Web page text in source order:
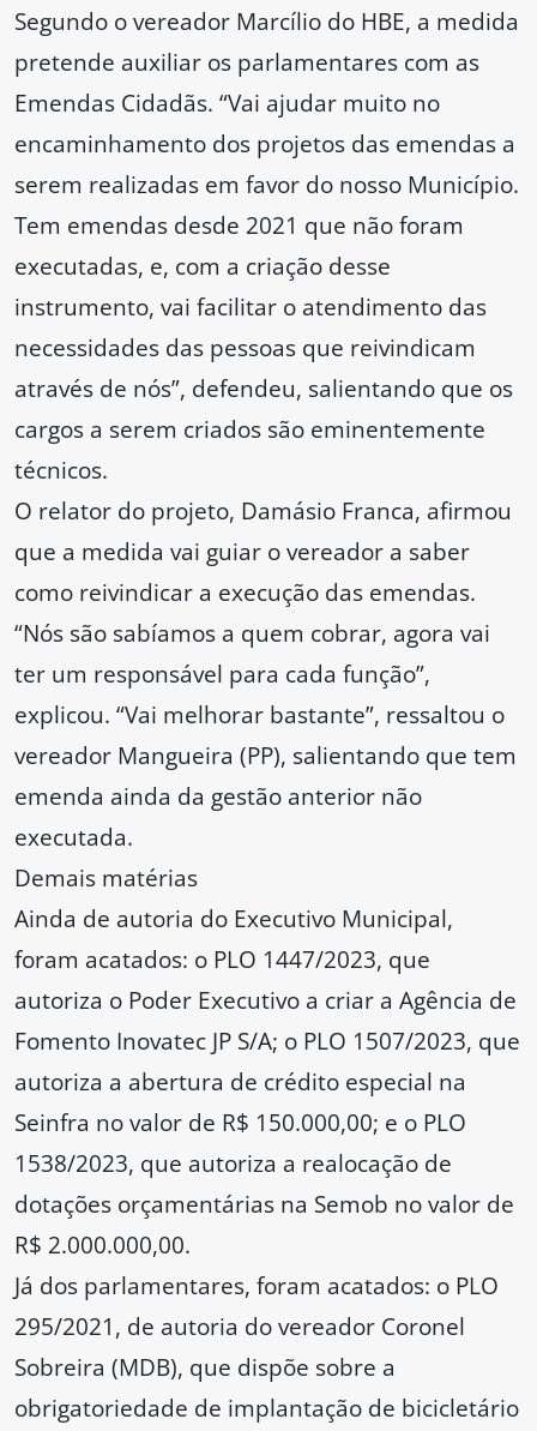
Segundo o vereador Marcílio do HBE, a medida
pretende auxiliar os parlamentares com as
Emendas Cidadãs. “Vai ajudar muito no
encaminhamento dos projetos das emendas a
serem realizadas em favor do nosso Município.
Tem emendas desde 2021 que não foram
executadas, e, com a criação desse
instrumento, vai facilitar o atendimento das
necessidades das pessoas que reivindicam
através de nós”, defendeu, salientando que os
cargos a serem criados são eminentemente
técnicos.
O relator do projeto, Damásio Franca, afirmou
que a medida vai guiar o vereador a saber
como reivindicar a execução das emendas.
“Nós são sabíamos a quem cobrar, agora vai
ter um responsável para cada função”,
explicou. “Vai melhorar bastante”, ressaltou o
vereador Mangueira (PP), salientando que tem
emenda ainda da gestão anterior não
executada.
Demais matérias
Ainda de autoria do Executivo Municipal,
foram acatados: o PLO 1447/2023, que
autoriza o Poder Executivo a criar a Agência de
Fomento Inovatec JP S/A; o PLO 1507/2023, que
autoriza a abertura de crédito especial na
Seinfra no valor de R$ 150.000,00; e o PLO
1538/2023, que autoriza a realocação de
dotações orçamentárias na Semob no valor de
R$ 2.000.000,00.
Já dos parlamentares, foram acatados: o PLO
295/2021, de autoria do vereador Coronel
Sobreira (MDB), que dispõe sobre a
obrigatoriedade de implantação de bicicletário